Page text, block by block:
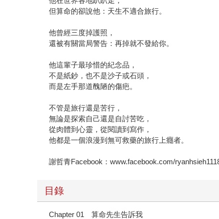
但算命的卻說他：天生不適合旅行。
他曾經三度掉護照，
還被有關當局警告：再掉就不發給你。
他這輩子最珍惜的紀念品，
不是紙鈔，也不是沙子或石頭，
而是左手那道醜陋的傷疤。
不管是旅行還是苦行，
無論是探索自己還是自討苦吃，
從肉體到心靈，從閱讀到寫作，
他都是一個浪漫到無可救藥的旅行上癮者。
謝哲青Facebook：www.facebook.com/
目錄
Chapter 01 算命先生告訴我